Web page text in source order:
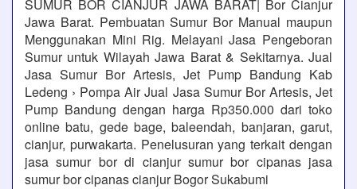
SUMUR BOR CIANJUR JAWA BARAT| Bor Cianjur
Jawa Barat. Pembuatan Sumur Bor Manual maupun
Menggunakan Mini Rig. Melayani Jasa Pengeboran
Sumur untuk Wilayah Jawa Barat & Sekitarnya. Jual
Jasa Sumur Bor Artesis, Jet Pump Bandung Kab
Ledeng › Pompa Air Jual Jasa Sumur Bor Artesis, Jet
Pump Bandung dengan harga Rp350.000 dari toko
online batu, gede bage, baleendah, banjaran, garut,
cianjur, purwakarta. Penelusuran yang terkait dengan
jasa sumur bor di cianjur sumur bor cipanas jasa
sumur bor cipanas cianjur Bogor Sukabumi